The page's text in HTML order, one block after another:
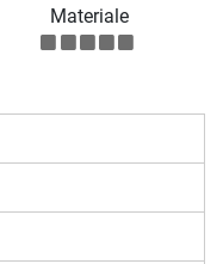
Materiale